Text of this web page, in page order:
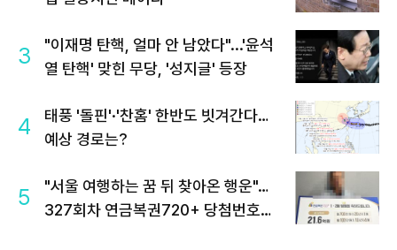
3
"이재명 탄핵, 얼마 안 남았다"...'윤석
열 탄핵' 맞힌 무당, '성지글' 등장
4
태풍 '돌핀'·'찬홈' 한반도 빗겨간다…
예상 경로는?
5
"서울 여행하는 꿈 뒤 찾아온 행운"…
327회차 연금복권720+ 당첨번호조